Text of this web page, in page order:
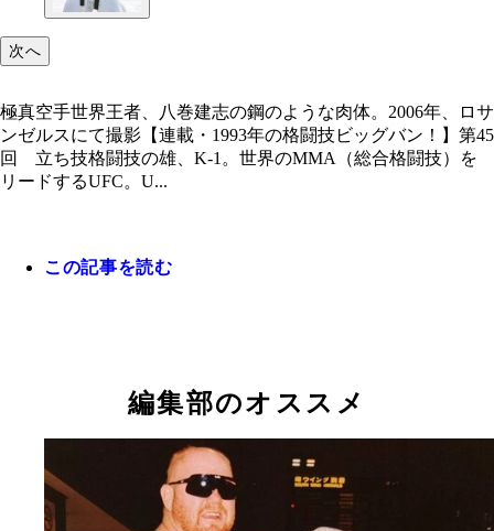
次へ
極真空手世界王者、八巻建志の鋼のような肉体。2006年、ロサ
ンゼルスにて撮影【連載・1993年の格闘技ビッグバン！】第45
回 立ち技格闘技の雄、K-1。世界のMMA（総合格闘技）を
リードするUFC。U...
この記事を読む
編集部のオススメ